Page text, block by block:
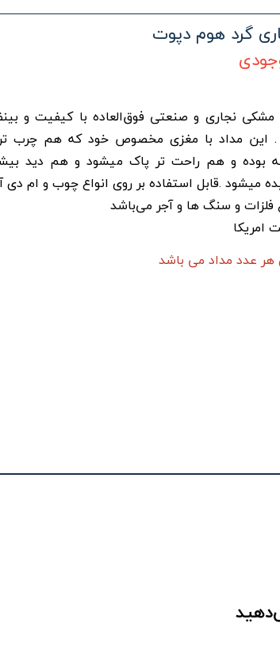
گرد هوم دپوت
مشکی نجاری و صنعتی فوق‌العاده با کیفیت و
. این مداد با مغزی مخصوص خود که هم چرب
بوده و هم راحت تر پاک میشود و هم دید
میشود .قابل استفاده بر روی انواع چوب و ام
فلزات و سنگ ها و آجر می‌باشد
امریکا
هر عدد مداد می باشد